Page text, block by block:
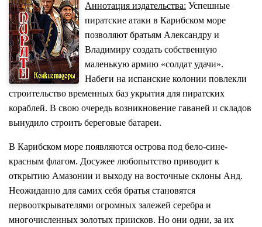
Аннотация издательства: Успешные
пиратские атаки в Карибском море
позволяют братьям Александру и
Владимиру создать собственную
маленькую армию «солдат удачи».
Набеги на испанские колонии повлекли
строительство временных баз укрытия для пиратских
кораблей. В свою очередь возникновение гаваней и складов
вынудило строить береговые батареи.
В Карибском море появляются острова под бело-сине-
красным флагом. Досужее любопытство приводит к
открытию Амазонии и выходу на восточные склоны Анд.
Неожиданно для самих себя братья становятся
первооткрывателями огромных залежей серебра и
многочисленных золотых приисков. Но они одни, за их